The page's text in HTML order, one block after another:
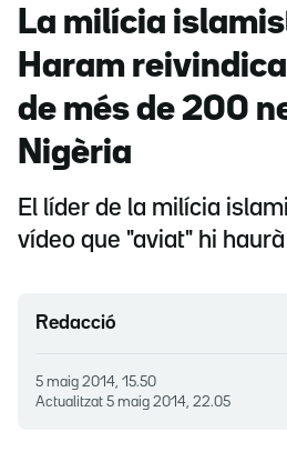
La milícia
Haram
de més de 200
Nigèria
El líder de la milícia
vídeo que "aviat" hi
Redacció
5 maig 2014, 15.50
Actualitzat 5 maig 2014, 22.05